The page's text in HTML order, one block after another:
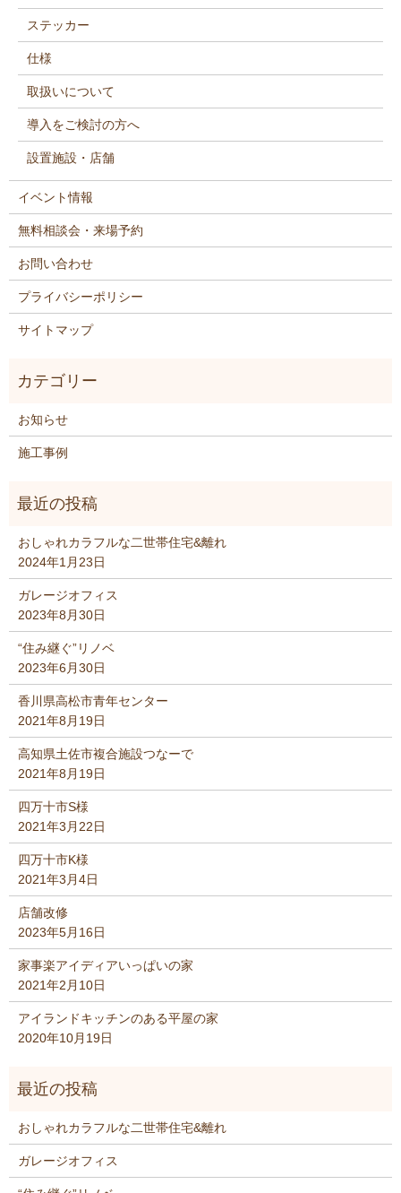
ステッカー
仕様
取扱いについて
導入をご検討の方へ
設置施設・店舗
イベント情報
無料相談会・来場予約
お問い合わせ
プライバシーポリシー
サイトマップ
お知らせ
施工事例
おしゃれカラフルな二世帯住宅&離れ
2024年1月23日
ガレージオフィス
2023年8月30日
“住み継ぐ”リノベ
2023年6月30日
香川県高松市青年センター
2021年8月19日
高知県土佐市複合施設つなーで
2021年8月19日
四万十市S様
2021年3月22日
四万十市K様
2021年3月4日
店舗改修
2023年5月16日
家事楽アイディアいっぱいの家
2021年2月10日
アイランドキッチンのある平屋の家
2020年10月19日
おしゃれカラフルな二世帯住宅&離れ
ガレージオフィス